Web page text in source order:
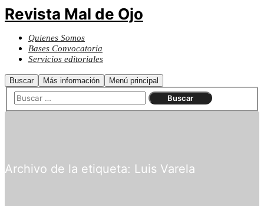
Revista Mal de Ojo
Quienes Somos
Bases Convocatoria
Servicios editoriales
Buscar Más información Menú principal
Archivo de la etiqueta: Luis Varela